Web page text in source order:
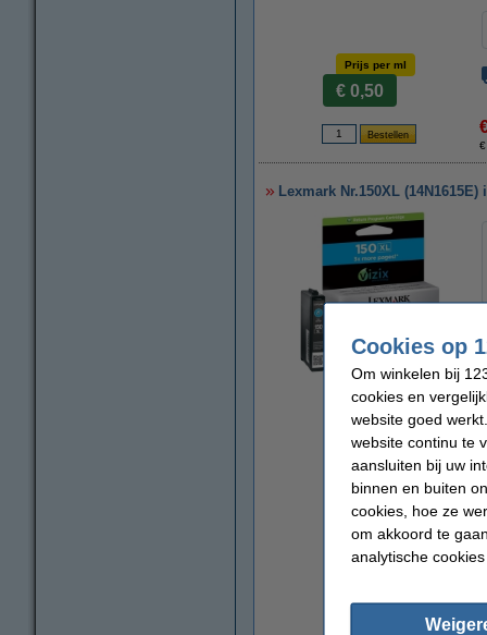
Prijs per ml
€ 0,50
Lexmark Nr.150XL
Cookies op
Om winkelen bij
cookies en
website goed
website continu te
aansluiten bij uw
binnen en buiten
cookies, hoe ze
om akkoord te
analytische